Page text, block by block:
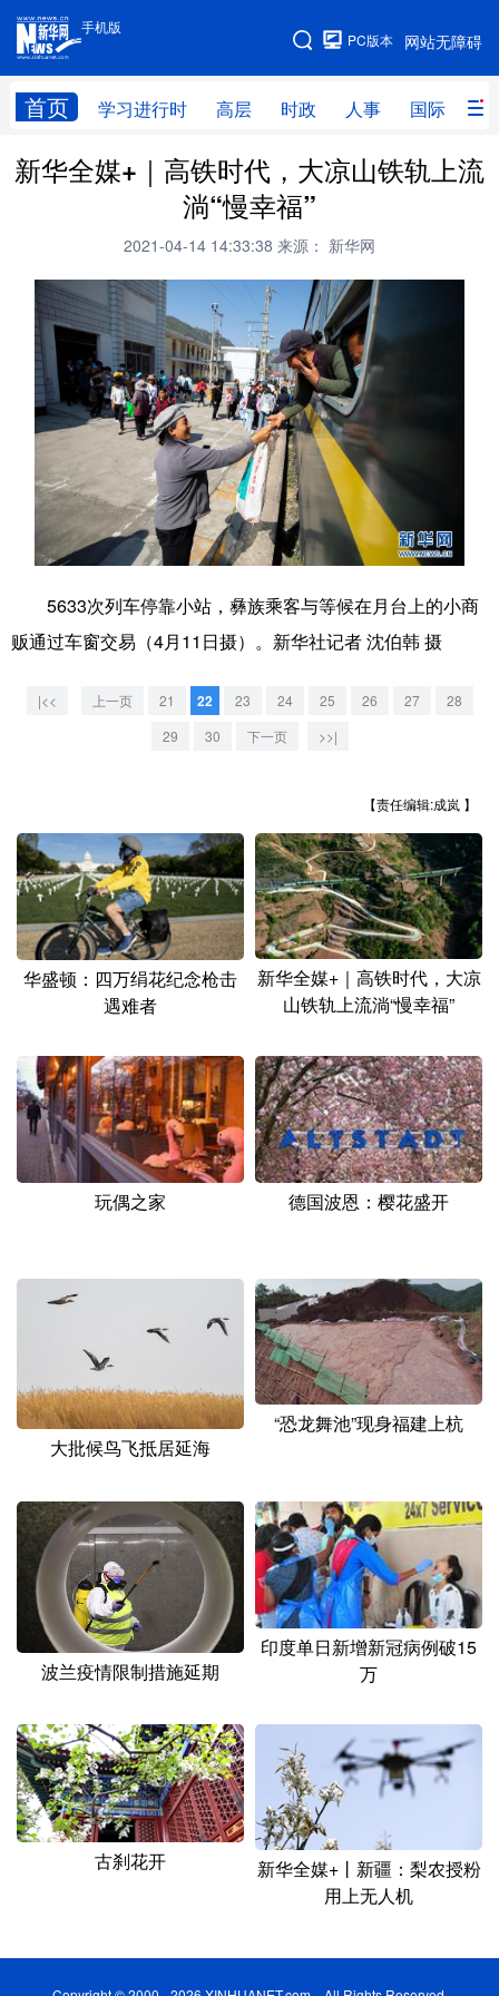
手机版
网站无障碍
PC版本
首页 学习进行时 高层 时政 人事 国际 财
手机版
网站地图
学习进行时 高层 时政 人事
财经 网评
全球连线
科技 量子
文化 书画 健康
访谈 视频 图片
中央文件 金融
食品 人居 信息化
学术中国 乡村振兴 银龄 溯源中国
彩票 娱乐 时尚 悦读
一带一路
北京 天津 河北 山西
辽宁 吉林 上海 江苏
浙江 安徽 福建 江西
湖北 湖南
广东 广西 海南 重庆
四川 贵州 云南 西藏
陕西 甘肃 青海 宁夏
黑龙江
多语种频道
Español Français عربى
Русский язык 日本語 한국어
Deutsch Português
新华全媒+｜高铁时代，大凉山铁轨上流
淌“慢幸福”
2021-04-14 14:33:38 来源： 新华网
5633次列车停靠小站，彝族乘客与等候在月台上的小商
贩通过车窗交易（4月11日摄）。新华社记者 沈伯韩 摄
|<< 上一页 21 22 23 24 25 26 27
28
29
30 下一页 >>|
【责任编辑:成岚 】
华盛顿：四万绢花纪念枪击
遇难者
新华全媒+｜高铁时代，大凉
山铁轨上流淌“慢幸福”
玩偶之家 德国波恩：樱花盛开
大批候鸟飞抵居延海
“恐龙舞池”现身福建上杭
波兰疫情限制措施延期
印度单日新增新冠病例破15
万
古刹花开
新华全媒+丨新疆：梨农授粉
用上无人机